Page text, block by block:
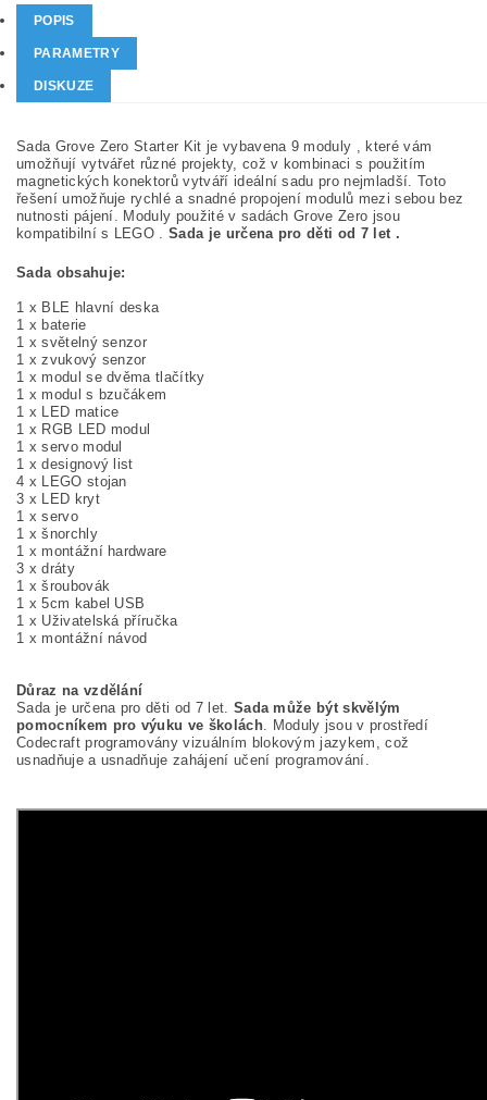
POPIS
PARAMETRY
DISKUZE
Sada Grove Zero Starter Kit je vybavena 9 moduly , které vám
umožňují vytvářet různé projekty, což v kombinaci s použitím
magnetických konektorů vytváří ideální sadu pro nejmladší. Toto
řešení umožňuje rychlé a snadné propojení modulů mezi sebou bez
nutnosti pájení. Moduly použité v sadách Grove Zero jsou
kompatibilní s LEGO .Sada je určena pro děti od 7 let .
Sada obsahuje:
1 x BLE hlavní deska
1 x baterie
1 x světelný senzor
1 x zvukový senzor
1 x modul se dvěma tlačítky
1 x modul s bzučákem
1 x LED matice
1 x RGB LED modul
1 x servo modul
1 x designový list
4 x LEGO stojan
3 x LED kryt
1 x servo
1 x šnorchly
1 x montážní hardware
3 x dráty
1 x šroubovák
1 x 5cm kabel USB
1 x Uživatelská příručka
1 x montážní návod
Důraz na vzdělání
Sada je určena pro děti od 7 let. Sada může být skvělým
pomocníkem pro výuku ve školách. Moduly jsou v prostředí
Codecraft programovány vizuálním blokovým jazykem, což
usnadňuje a usnadňuje zahájení učení programování.